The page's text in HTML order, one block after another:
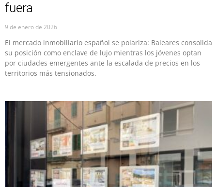
fuera
9 de enero de 2026
El mercado inmobiliario español se polariza: Baleares consolida
su posición como enclave de lujo mientras los jóvenes optan
por ciudades emergentes ante la escalada de precios en los
territorios más tensionados.